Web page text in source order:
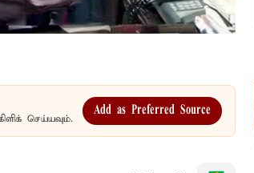
செய்யவும்.
Add as Preferred Source